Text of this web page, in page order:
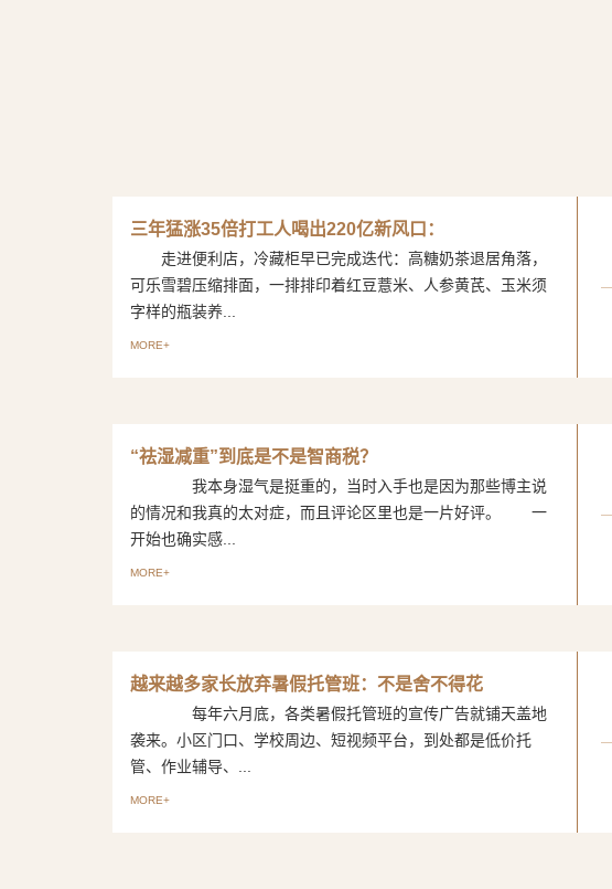
三年猛涨35倍打工人喝出220亿新风口：
走进便利店，冷藏柜早已完成迭代：高糖奶茶退居角落，
可乐雪碧压缩排面，一排排印着红豆薏米、人参黄芪、玉米须
字样的瓶装养...
MORE+
“祛湿减重”到底是不是智商税？
我本身湿气是挺重的，当时入手也是因为那些博主说
的情况和我真的太对症，而且评论区里也是一片好评。 一
开始也确实感...
MORE+
越来越多家长放弃暑假托管班：不是舍不得花
每年六月底，各类暑假托管班的宣传广告就铺天盖地
袭来。小区门口、学校周边、短视频平台，到处都是低价托
管、作业辅导、...
MORE+